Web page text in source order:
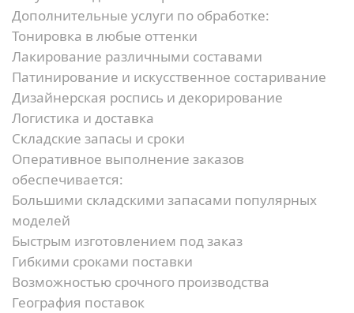
Дополнительные услуги по обработке:
Тонировка в любые оттенки
Лакирование различными составами
Патинирование и искусственное состаривание
Дизайнерская роспись и декорирование
Логистика и доставка
Складские запасы и сроки
Оперативное выполнение заказов
обеспечивается:
Большими складскими запасами популярных
моделей
Быстрым изготовлением под заказ
Гибкими сроками поставки
Возможностью срочного производства
География поставок